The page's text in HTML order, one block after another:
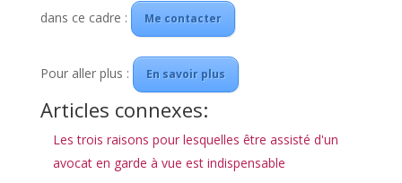
dans ce cadre :
Me contacter
Pour aller plus : En savoir plus
Articles connexes:
Les trois raisons pour lesquelles être assisté d'un
avocat en garde à vue est indispensable